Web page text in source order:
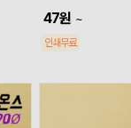
47원 ~
인쇄무료